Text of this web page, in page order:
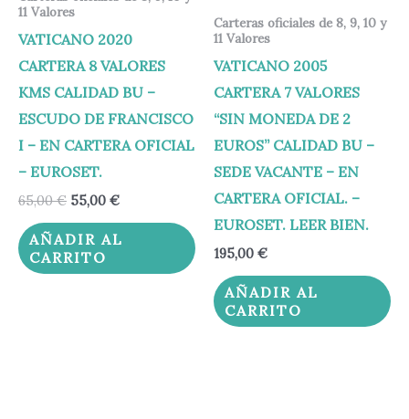
11 Valores
VATICANO 2020
CARTERA 8 VALORES
KMS CALIDAD BU –
ESCUDO DE FRANCISCO
I – EN CARTERA OFICIAL
– EUROSET.
65,00€ 55,00 €
AÑADIR AL
CARRITO
Carteras oficiales de 8, 9, 10 y
11 Valores
VATICANO 2005
CARTERA 7 VALORES
“SIN MONEDA DE 2
EUROS” CALIDAD BU –
SEDE VACANTE – EN
CARTERA OFICIAL. –
EUROSET. LEER BIEN.
195,00 €
AÑADIR AL
CARRITO